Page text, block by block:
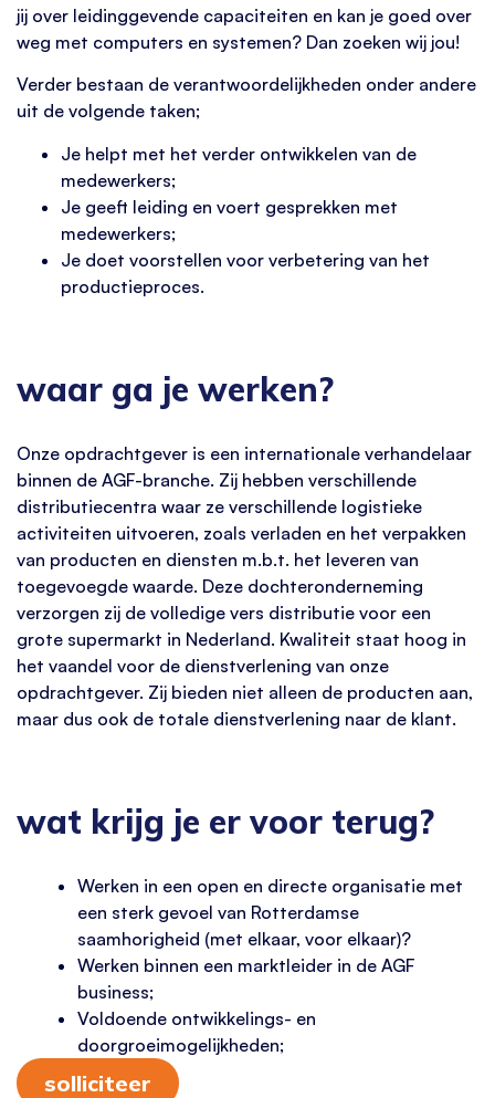
jij over leidinggevende capaciteiten en kan je goed over
weg met computers en systemen? Dan zoeken wij jou!
Verder bestaan de verantwoordelijkheden onder andere
uit de volgende taken;
Je helpt met het verder ontwikkelen van de
medewerkers;
Je geeft leiding en voert gesprekken met
medewerkers;
Je doet voorstellen voor verbetering van het
productieproces.
waar ga je werken?
Onze opdrachtgever is een internationale verhandelaar
binnen de AGF-branche. Zij hebben verschillende
distributiecentra waar ze verschillende logistieke
activiteiten uitvoeren, zoals verladen en het verpakken
van producten en diensten m.b.t. het leveren van
toegevoegde waarde. Deze dochteronderneming
verzorgen zij de volledige vers distributie voor een
grote supermarkt in Nederland. Kwaliteit staat hoog in
het vaandel voor de dienstverlening van onze
opdrachtgever. Zij bieden niet alleen de producten aan,
maar dus ook de totale dienstverlening naar de klant.
wat krijg je er voor terug?
Werken in een open en directe organisatie met
een sterk gevoel van Rotterdamse
saamhorigheid (met elkaar, voor elkaar)?
Werken binnen een marktleider in de AGF
business;
Voldoende ontwikkelings- en
doorgroeimogelijkheden;
solliciteer